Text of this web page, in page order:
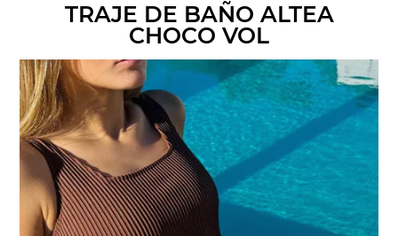
TRAJE DE BAÑO ALTEA
CHOCO VOL